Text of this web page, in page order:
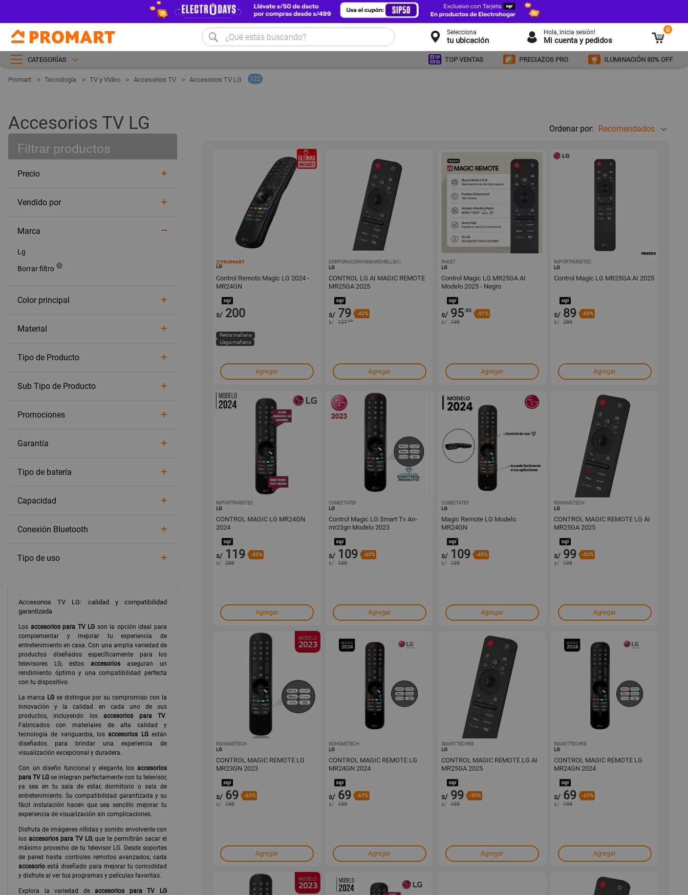
Selecciona
tu ubicación
Hola, inicia sesión!
Mi cuenta y pedidos
0
CATEGORÍAS TOP VENTAS PRECIAZOS PRO ILUMINACIÓN 80% OFF
Tecnología TV y Video Accesorios TV Accesorios TV LG 122
Accesorios TV LG
Filtrar productos
Precio
Marca
Lg
Color principal
Vendido por
Promociones
Garantía
Tipo de batería
Tipo de Producto
Sub Tipo de Producto
Material
Capacidad
Conexión Bluetooth
Tipo de uso
Accesorios TV LG: calidad y compatibilidad
garantizada
Los accesorios para TV LG son la opción ideal para
complementar y mejorar tu experiencia de
entretenimiento en casa. Con una amplia variedad de
productos diseñados específicamente para los
televisores LG, estos accesorios aseguran un
rendimiento óptimo y una compatibilidad perfecta
con tu dispositivo.
La marca LG se distingue por su compromiso con la
innovación y la calidad en cada uno de sus
productos, incluyendo losaccesorios para TV.
Fabricados con materiales de alta calidad y
tecnología de vanguardia, losaccesorios LGestán
diseñados para brindar una experiencia de
visualización excepcional y duradera.
Con un diseño funcional y elegante, los accesorios
para TV LG se integran perfectamente con tu televisor,
ya sea en tu sala de estar, dormitorio o sala de
entretenimiento. Su compatibilidad garantizada y su
fácil instalación hacen que sea sencillo mejorar tu
experiencia de visualización sin complicaciones.
Disfruta de imágenes nítidas y sonido envolvente con
los accesorios para TV LG, que te permitirán sacar el
máximo provecho de tu televisor LG. Desde soportes
de pared hasta controles remotos avanzados, cada
accesorio está diseñado para mejorar tu comodidad
y disfrute al ver tus programas y películas favoritas.
Explora la variedad deaccesorios para TV LG
Ordenar por: Recomendados
LG
Control Remoto Magic LG 2024 -
MR24GN
s/ 200
Retira mañana
Llega mañana
Agregar
CORPORACIONVANIAMICHELLSAC1001799420
LG
CONTROL LG AI MAGIC REMOTE
MR25GA 2025
s/ 79 -40%
s/ 131.66
Agregar
PAKET
LG
Control Magic LG MR25GA AI
Modelo 2025 - Negro
s/ 95.90
-51%
s/ 199
Agregar
IMPORTFARIDTEC
LG
Control Magic LG MR25GA AI 2025
s/ 89 -69%
s/ 289
Agregar
IMPORTFARIDTEC
LG
CONTROL MAGIC LG MR24GN
2024
s/ 119 -60%
s/ 299
Agregar
CONECTATEF
LG
Control Magic LG Smart Tv An-
mr23gn Modelo 2023
s/ 109 -45%
s/ 199
Agregar
CONECTATEF
LG
Magic Remote LG Modelo
MR24GN
s/ 109 -45%
s/ 199
Agregar
RDHOMETECH
LG
CONTROL MAGIC REMOTE LG AI
MR25GA 2025
s/ 99 -50%
s/ 199
Agregar
RDHOMETECH
LG
CONTROL MAGIC REMOTE LG
MR23GN 2023
s/ 69 -65%
s/ 199
Agregar
RDHOMETECH
LG
CONTROL MAGIC REMOTE LG
MR24GN 2024
s/ 69 -65%
s/ 199
Agregar
SMARTTECHRB
LG
CONTROL MAGIC REMOTE LG AI
MR25GA 2025
s/ 99 -50%
s/ 199
Agregar
SMARTTECHRB
LG
CONTROL MAGIC REMOTE LG
MR24GN 2024
s/ 69 -65%
s/ 199
Agregar